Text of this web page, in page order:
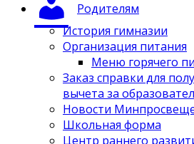
Родителям
История гимназии
Организация питания
Меню горячего
Заказ справки для
вычета за
Новости
Школьная форма
Центр раннего